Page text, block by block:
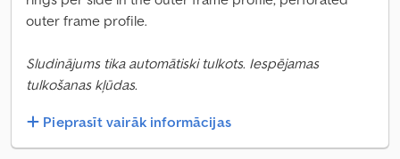
outer frame profile.
Sludinājums tika automātiski tulkots. Iespējamas
tulkošanas kļūdas.
Pieprasīt vairāk informācijas